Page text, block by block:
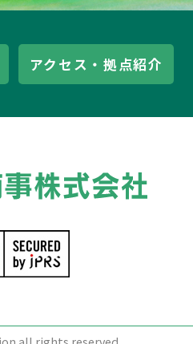
レット
ングス
アクセス・拠点紹介